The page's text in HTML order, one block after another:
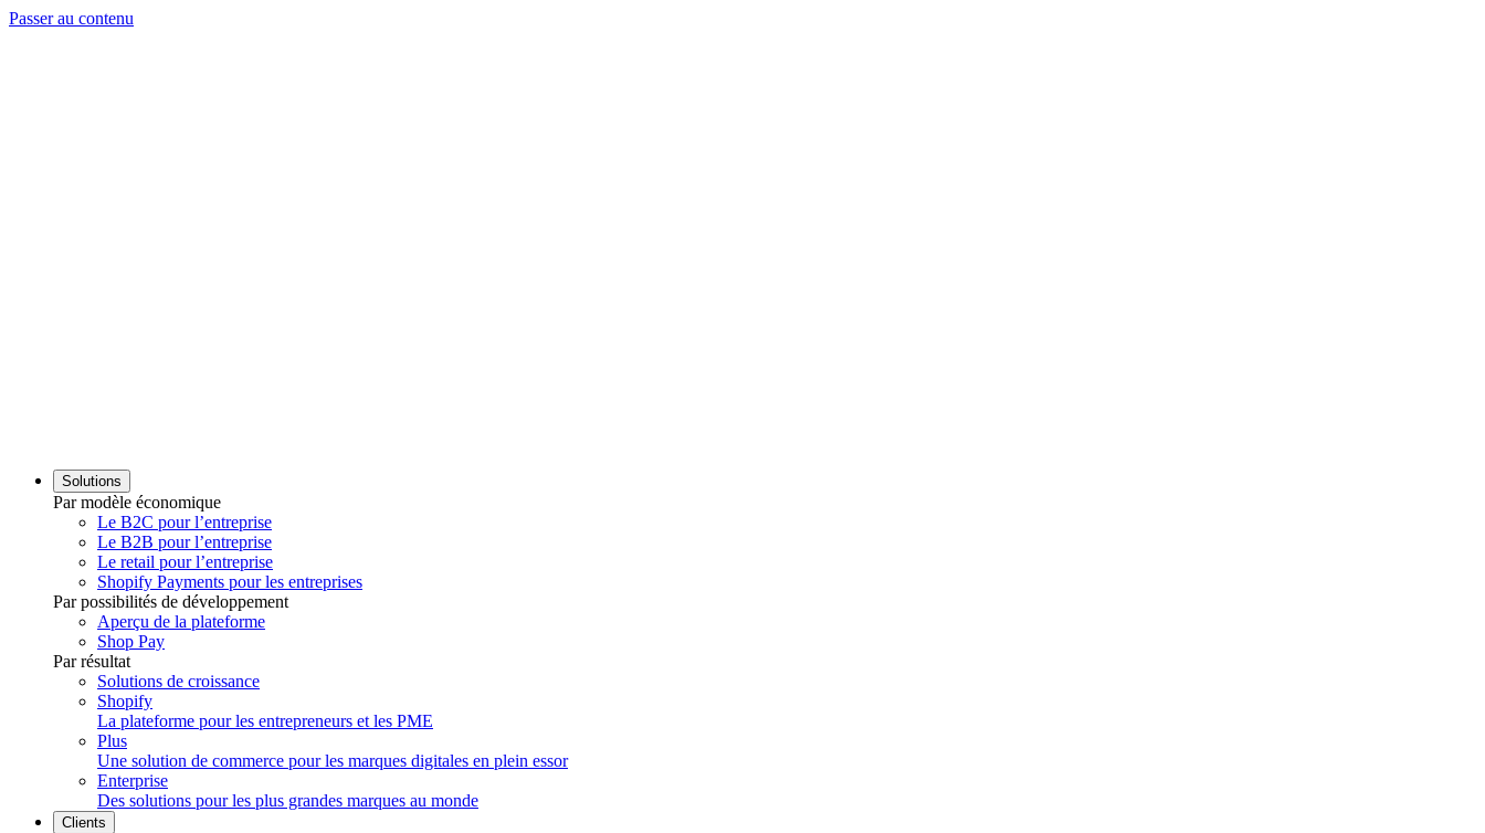
Passer au contenu
Solutions
Par modèle économique
Le B2C pour l’entreprise
Le B2B pour l’entreprise
Le retail pour l’entreprise
Shopify Payments pour les entreprises
Par possibilités de développement
Aperçu de la plateforme
Shop Pay
Par résultat
Solutions de croissance
Shopify
La plateforme pour les entrepreneurs et les PME
Plus
Une solution de commerce pour les marques digitales en plein essor
Enterprise
Des solutions pour les plus grandes marques au monde
Clients